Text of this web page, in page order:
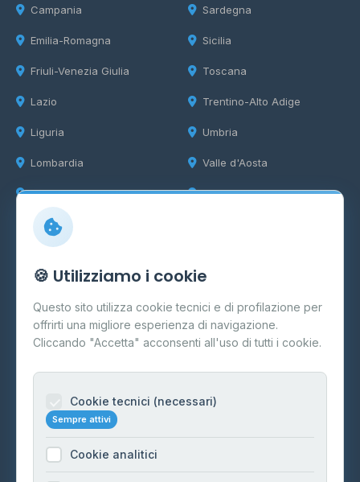
Campania
Emilia-Romagna
Friuli-Venezia Giulia
Lazio
Liguria
Lombardia
Marche
Sardegna
Sicilia
Toscana
Trentino-Alto Adige
Umbria
Valle d'Aosta
Veneto
Info
Cos'è il GPL
FAQ
Contatti
Informazioni legali
Cookie Policy
🍪 Utilizziamo i cookie
Questo sito utilizza cookie tecnici e di profilazione per
offrirti una migliore esperienza di navigazione.
Cliccando "Accetta" acconsenti all'uso di tutti i cookie.
Cookie tecnici (necessari)
Sempre attivi
Cookie analitici